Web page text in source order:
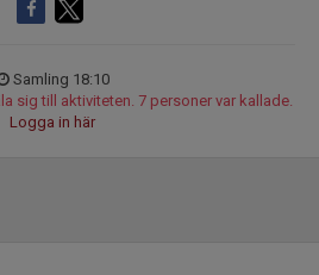
Samling 18:10
sig till aktiviteten. 7 personer var kallade.
Logga in här